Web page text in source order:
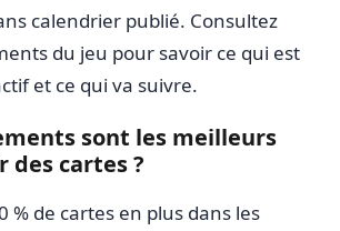
calendrier publié. Consultez
du jeu pour savoir ce qui est
et ce qui va suivre.
sont les meilleurs
des cartes ?
% de cartes en plus dans les